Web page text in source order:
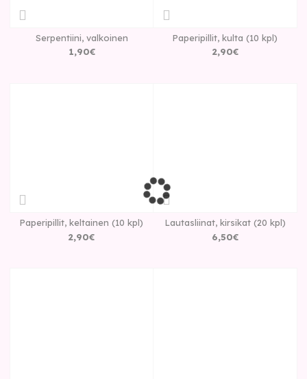
Serpentiini, valkoinen
1,90€
Paperipillit, kulta (10 kpl)
2,90€
Paperipillit, keltainen (10 kpl)
2,90€
Lautasliinat, kirsikat (20 kpl)
6,50€